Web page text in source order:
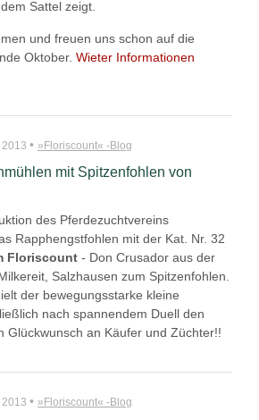
Sattel zeigt.
und freuen uns schon auf die
Oktober. Wieter Informationen
• »Floriscount« -Blog
mit Spitzenfohlen von
des Pferdezuchtvereins
Rapphengstfohlen mit der Kat. Nr. 32
Floriscount - Don Crusador aus der
Salzhausen zum Spitzenfohlen.
der bewegungsstarke kleine
nach spannendem Duell den
Glückwunsch an Käufer und Züchter!!
• »Floriscount« -Blog